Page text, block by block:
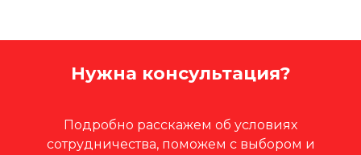
Нужна консультация?
Подробно расскажем об условиях
сотрудничества, поможем с выбором и